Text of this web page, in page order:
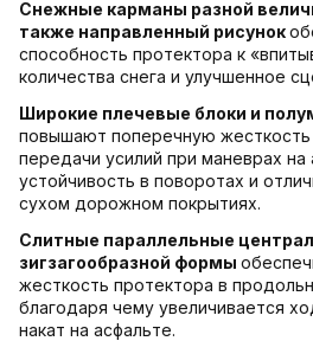
Снежные карманы разной
также направленный рисунок
способность протектора к
количества снега и улучшенное
Широкие плечевые блоки и
повышают поперечную жесткость
передачи усилий при маневрах
устойчивость в поворотах и
сухом дорожном покрытиях.
Слитные параллельные
зигзагообразной формы
жесткость протектора в
благодаря чему увеличивается
накат на асфальте.